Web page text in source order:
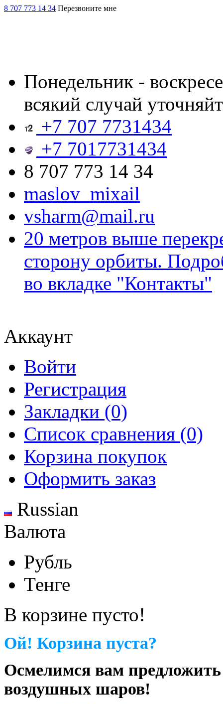
8 707 773 14 34 Перезвоните мне
Понедельник -
всякий случай
+7 707 7731434
+7 7017731434
8 707 773 14 34
maslov_mixail
vsharm@mail.ru
20 метров выше
сторону орбиты.
во вкладке "Контакты"
Аккаунт
Войти
Регистрация
Закладки (0)
Список сравнения (0)
Корзина покупок
Оформить заказ
Russian
Валюта
Рубль
Тенге
В корзине пусто!
Ой! Корзина пуста?
Осмелимся вам
воздушных шаров!